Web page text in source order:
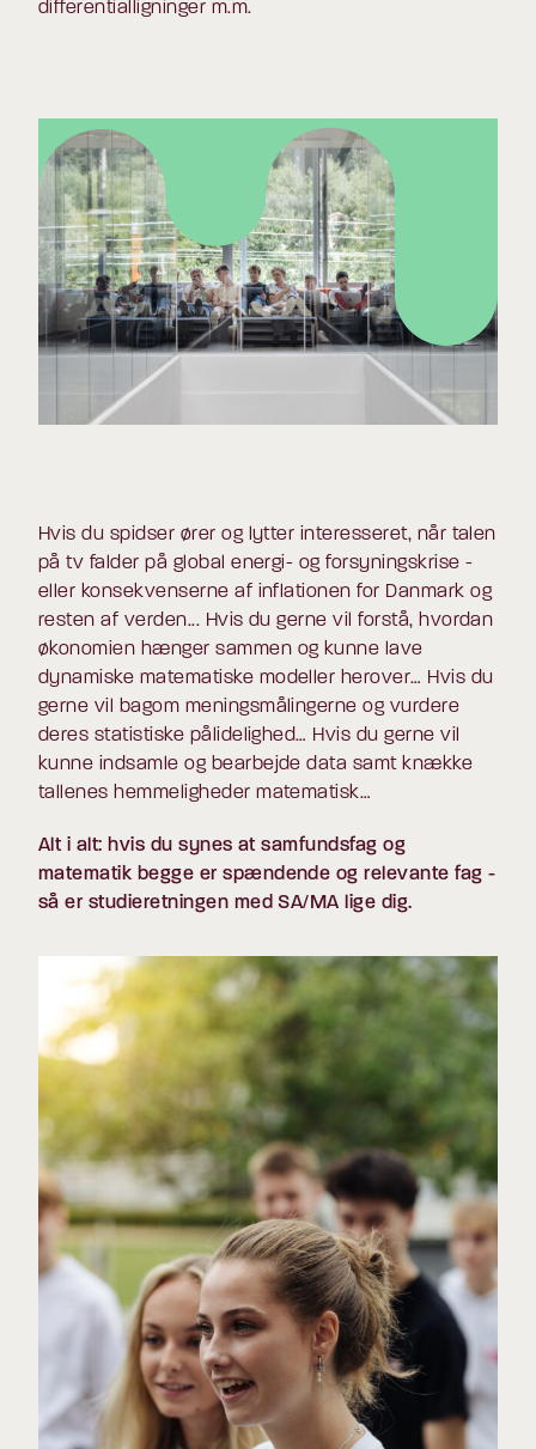
differentialligninger m.m.
Hvis du spidser ører og lytter interesseret, når talen
på tv falder på global energi- og forsyningskrise -
eller konsekvenserne af inflationen for Danmark og
resten af verden... Hvis du gerne vil forstå, hvordan
økonomien hænger sammen og kunne lave
dynamiske matematiske modeller herover… Hvis du
gerne vil bagom meningsmålingerne og vurdere
deres statistiske pålidelighed… Hvis du gerne vil
kunne indsamle og bearbejde data samt knække
tallenes hemmeligheder matematisk…
Alt i alt: hvis du synes at samfundsfag og
matematik begge er spændende og relevante fag -
så er studieretningen med SA/MA lige dig.